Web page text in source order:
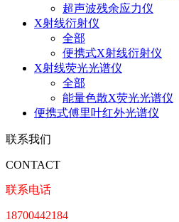
超声波残余应力仪
X射线衍射仪
全部
便携式X射线衍射仪
X射线荧光光谱仪
全部
能量色散X荧光光谱仪
便携式傅里叶红外光谱仪
联系我们
CONTACT
联系电话
18700442184